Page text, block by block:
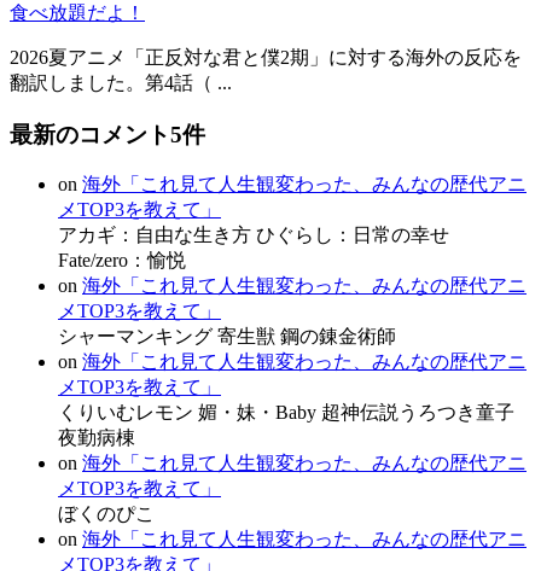
食べ放題だよ！
2026夏アニメ「正反対な君と僕2期」に対する海外の反応を
翻訳しました。第4話（ ...
最新のコメント5件
on 海外「これ見て人生観変わった、みんなの歴代アニ
メTOP3を教えて」
アカギ：自由な生き方 ひぐらし：日常の幸せ
Fate/zero：愉悦
on 海外「これ見て人生観変わった、みんなの歴代アニ
メTOP3を教えて」
シャーマンキング 寄生獣 鋼の錬金術師
on 海外「これ見て人生観変わった、みんなの歴代アニ
メTOP3を教えて」
くりいむレモン 媚・妹・Baby 超神伝説うろつき童子
夜勤病棟
on 海外「これ見て人生観変わった、みんなの歴代アニ
メTOP3を教えて」
ぼくのぴこ
on 海外「これ見て人生観変わった、みんなの歴代アニ
メTOP3を教えて」